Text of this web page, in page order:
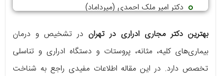
دکتر امیر ملک احمدی (میرداماد)
بهترین دکتر مجاری ادراری در تهران در تشخیص و درمان
بیماری‌های کلیه، مثانه، پروستات و دستگاه ادراری و تناسلی
تخصص دارد. در این مقاله اطلاعات مفیدی راجع به شناخت